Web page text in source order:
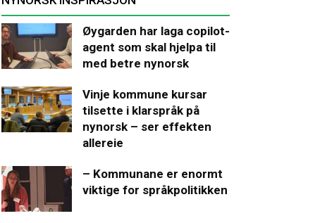
Øygarden har laga copilot-
agent som skal hjelpa til
med betre nynorsk
Vinje kommune kursar
tilsette i klarspråk på
nynorsk – ser effekten
allereie
– Kommunane er enormt
viktige for språkpolitikken